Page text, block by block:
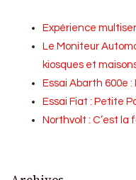
Expérience
Le Moniteur
kiosques et
Essai Abarth 600e :
Essai Fiat : Petite
Northvolt : C’est la